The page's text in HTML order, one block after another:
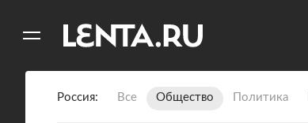
Россия Все Общество Политика